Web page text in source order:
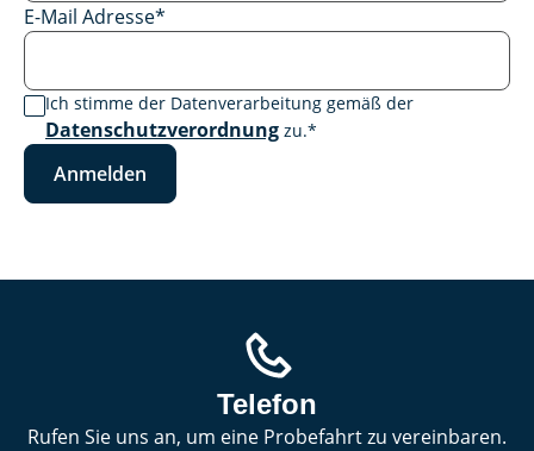
E-Mail Adresse*
Ich stimme der Datenverarbeitung gemäß der
Datenschutzverordnung zu.*
Anmelden
Telefon
Rufen Sie uns an, um eine Probefahrt zu vereinbaren.